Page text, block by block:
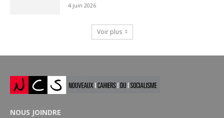
4 juin 2026
Voir plus
NOUS JOINDRE